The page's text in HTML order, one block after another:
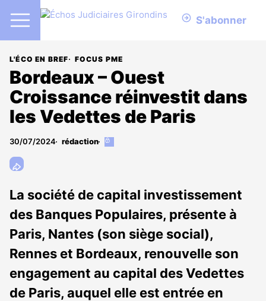
S'abonner
L'ÉCO EN BREF FOCUS PME
Bordeaux – Ouest
Croissance réinvestit dans
les Vedettes de Paris
30/07/2024 rédaction
Cet
abonnés
La société de capital investissement
des Banques Populaires, présente à
Paris, Nantes (son siège social),
Rennes et Bordeaux, renouvelle son
engagement au capital des Vedettes
de Paris, auquel elle est entrée en